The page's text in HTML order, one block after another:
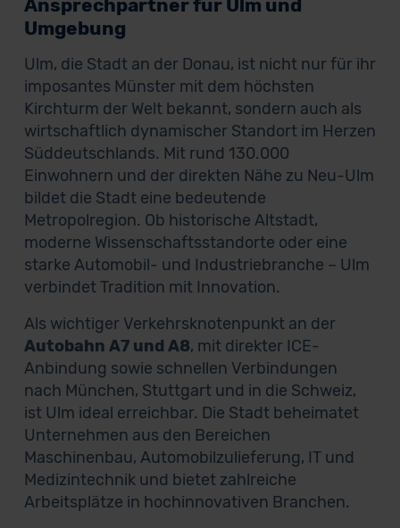
Ansprechpartner für Ulm und
Umgebung
Ulm, die Stadt an der Donau, ist nicht nur für ihr
imposantes Münster mit dem höchsten
Kirchturm der Welt bekannt, sondern auch als
wirtschaftlich dynamischer Standort im Herzen
Süddeutschlands. Mit rund 130.000
Einwohnern und der direkten Nähe zu Neu-Ulm
bildet die Stadt eine bedeutende
Metropolregion. Ob historische Altstadt,
moderne Wissenschaftsstandorte oder eine
starke Automobil- und Industriebranche – Ulm
verbindet Tradition mit Innovation.
Als wichtiger Verkehrsknotenpunkt an der
Autobahn A7 und A8, mit direkter ICE-
Anbindung sowie schnellen Verbindungen
nach München, Stuttgart und in die Schweiz,
ist Ulm ideal erreichbar. Die Stadt beheimatet
Unternehmen aus den Bereichen
Maschinenbau, Automobilzulieferung, IT und
Medizintechnik und bietet zahlreiche
Arbeitsplätze in hochinnovativen Branchen.